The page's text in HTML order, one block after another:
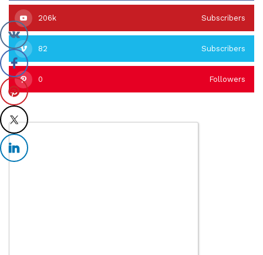
206k Subscribers
82 Subscribers
0 Followers